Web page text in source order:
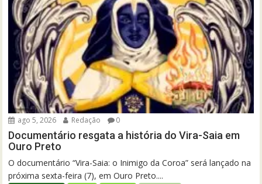
ago 5, 2026 Redação 0
Documentário resgata a história do Vira-Saia em
Ouro Preto
O documentário “Vira-Saia: o Inimigo da Coroa” será lançado na
próxima sexta-feira (7), em Ouro Preto....